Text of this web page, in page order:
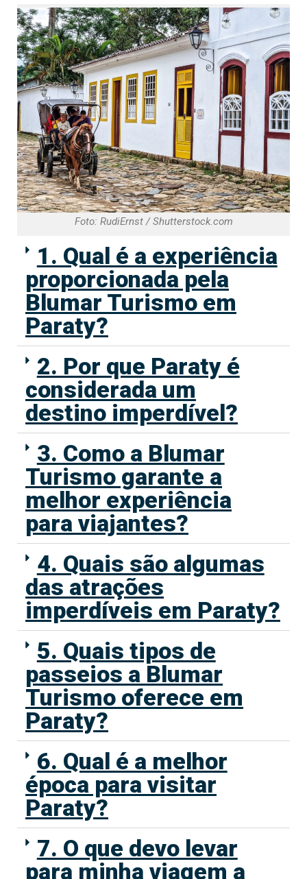
Foto: RudiErnst / Shutterstock.com
1. Qual é a experiência
proporcionada pela
Blumar Turismo em
Paraty?
2. Por que Paraty é
considerada um
destino imperdível?
3. Como a Blumar
Turismo garante a
melhor experiência
para viajantes?
4. Quais são algumas
das atrações
imperdíveis em Paraty?
5. Quais tipos de
passeios a Blumar
Turismo oferece em
Paraty?
6. Qual é a melhor
época para visitar
Paraty?
7. O que devo levar
para minha viagem a